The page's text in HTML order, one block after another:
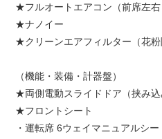
★フルオートエアコン（前席左右
★ナノイー
★クリーンエアフィルター（花粉
（機能・装備・計器盤）
★両側電動スライドドア（挟み込
★フロントシート
・運転席 6ウェイマニュアルシー